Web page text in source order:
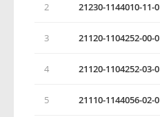
2 21230-1144010-11-0
3 21120-1104252-00-0
4 21120-1104252-03-0
5 21110-1144056-02-0